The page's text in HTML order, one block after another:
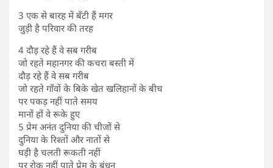
3 एक से बारह में बँटी हैं मगर
जुड़ी है परिवार की तरह
4 दौड़ रहे हैं वे सब गरीब
जो रहते महानगर की कचरा बस्ती में
दौड़ रहे हैं वे सब गरीब
जो रहते गाँवों के बिके खेत खलिहानों के बीच
पर पकड़ नहीं पाते समय
मानों हों वे रूके हुए
5 प्रेम अनंत दुनिया की चीजों से
दुनिया के रिश्तों और नातों से
घड़ी है चलती रूकती नहीं
पर रोक नहीं पाते प्रेम के बंधन